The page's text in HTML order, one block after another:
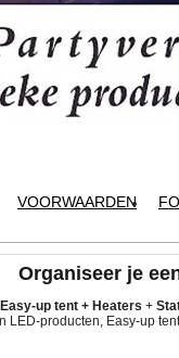
VOORWAARDEN
Organiseer je
up tent + Heaters +
LED-producten, Easy-up